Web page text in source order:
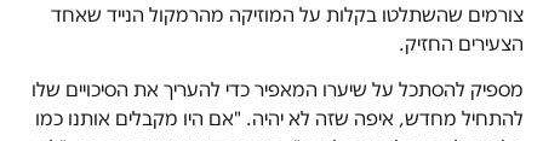
צורמים שהשתלטו בקלות על המוזיקה מהרמקול הנייד שאחד
הצעירים החזיק.
מספיק להסתכל על שיערו המאפיר כדי להעריך את הסיכויים שלו
להתחיל מחדש, איפה שזה לא יהיה. "אם היו מקבלים אותנו כמו